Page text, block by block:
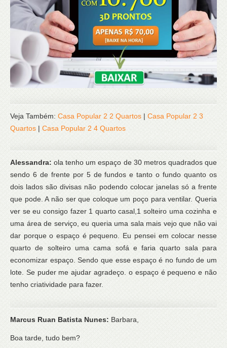
Veja Também: Casa Popular 2 2 Quartos | Casa Popular 2 3
Quartos | Casa Popular 2 4 Quartos
Alessandra:ola tenho um espaço de 30 metros quadrados que
sendo 6 de frente por 5 de fundos e tanto o fundo quanto os
dois lados são divisas não podendo colocar janelas só a frente
que pode. A não ser que coloque um poço para ventilar. Queria
ver se eu consigo fazer 1 quarto casal,1 solteiro uma cozinha e
uma área de serviço, eu queria uma sala mais vejo que não vai
dar porque o espaço é pequeno. Eu pensei em colocar nesse
quarto de solteiro uma cama sofá e faria quarto sala para
economizar espaço. Sendo que esse espaço é no fundo de um
lote. Se puder me ajudar agradeço. o espaço é pequeno e não
tenho criatividade para fazer.
Marcus Ruan Batista Nunes: Barbara,
Boa tarde, tudo bem?